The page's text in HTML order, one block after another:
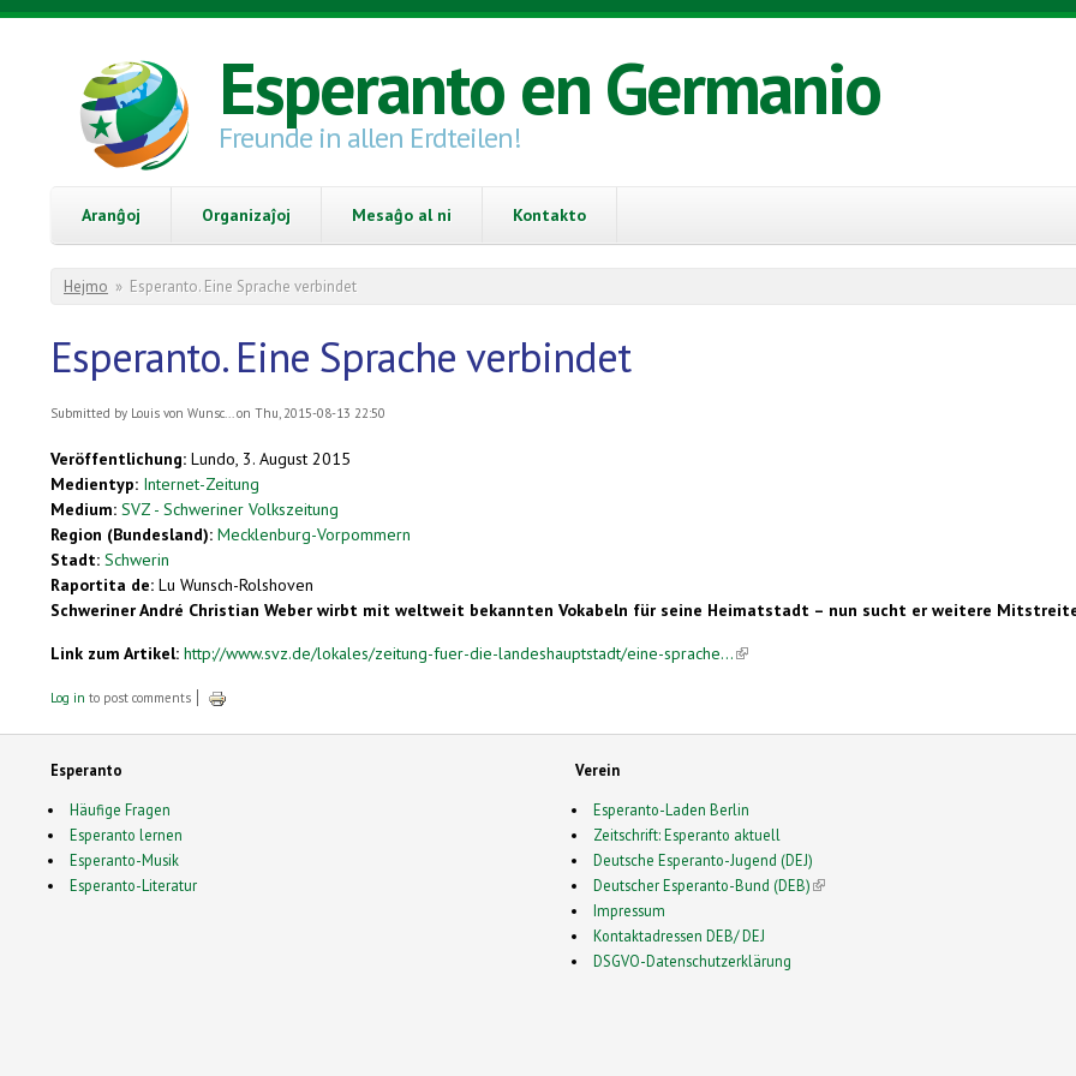
Skip to main content
Esperanto en Germanio
Freunde in allen Erdteilen!
Aranĝoj Organizaĵoj Mesaĝo al ni Kontakto
You are here
Hejmo » Esperanto. Eine Sprache verbindet
Esperanto. Eine Sprache verbindet
Submitted by Louis von Wunsc...on Thu, 2015-08-13 22:50
Veröffentlichung: Lundo, 3. August 2015
Medientyp: Internet-Zeitung
Medium: SVZ - Schweriner Volkszeitung
Region (Bundesland): Mecklenburg-Vorpommern
Stadt: Schwerin
Raportita de: Lu Wunsch-Rolshoven
Schweriner André Christian Weber wirbt mit weltweit bekannten Vokabeln für seine Heimatstadt – nun sucht er weitere
Link zum Artikel: http://www.svz.de/lokales/zeitung-fuer-die-landeshauptstadt/eine-sprache...(link is external)
Log in to post comments
Esperanto
Häufige Fragen
Esperanto lernen
Esperanto-Musik
Esperanto-Literatur
Verein
Esperanto-Laden Berlin
Zeitschrift: Esperanto aktuell
Deutsche Esperanto-Jugend (DEJ)
Deutscher Esperanto-Bund (DEB)(link is external)
Impressum
Kontaktadressen DEB/ DEJ
DSGVO-Datenschutzerklärung